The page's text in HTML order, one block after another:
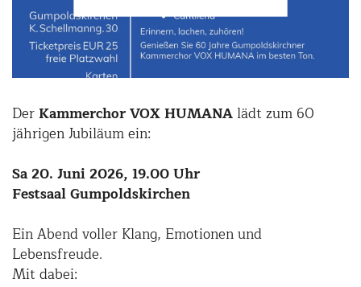
DerKammerchor VOX HUMANA lädt zum 60
jährigen Jubiläum ein:
Sa 20. Juni 2026, 19.00 Uhr
Festsaal Gumpoldskirchen
Ein Abend voller Klang, Emotionen und
Lebensfreude.
Mit dabei: